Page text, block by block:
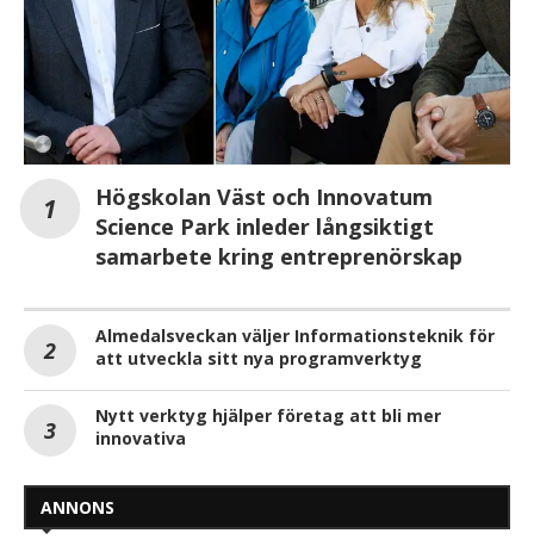
Högskolan Väst och Innovatum
Science Park inleder långsiktigt
samarbete kring entreprenörskap
Almedalsveckan väljer Informationsteknik för
att utveckla sitt nya programverktyg
Nytt verktyg hjälper företag att bli mer
innovativa
ANNONS